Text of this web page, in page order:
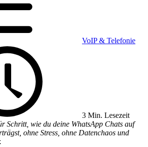
VoIP & Telefonie
3 Min. Lesezeit
Schritt, wie du deine WhatsApp Chats auf
ohne Stress, ohne Datenchaos und